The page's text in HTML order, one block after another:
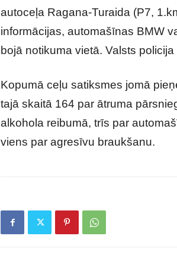
autoceļa Ragana-Turaida (P7,
informācijas, automašīnas BMW
bojā notikuma vietā. Valsts
Kopumā ceļu satiksmes jomā
tajā skaitā 164 par ātruma
alkohola reibumā, trīs par
viens par agresīvu braukšanu.